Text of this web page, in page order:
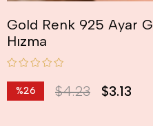
Gold Renk 925 Ayar
Hızma
%26
$4.23 $3.13